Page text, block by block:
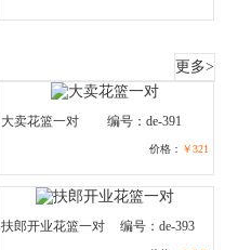
更多>
大卖花篮一对 编号：de-391
价格： ￥321
扶郎开业花篮一对 编号：de-393